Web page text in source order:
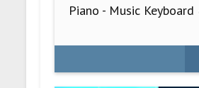
Piano - Music